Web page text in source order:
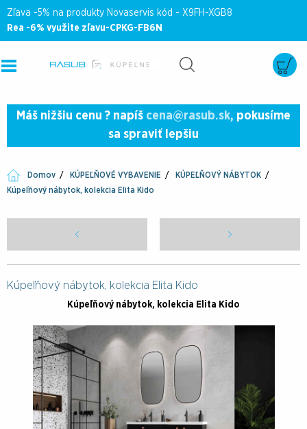
Zľava -5% na produkty Novaservis kód - X9FH-XGB8
Rea -6% využite zľavu-CPKG-FB6N
Máš nižšiu cenu ? napíš cena@rasub.sk, pokusíme
sa spraviť lepšiu
Domov KÚPEĽŇOVÉ VYBAVENIE
KÚPEĽŇOVÝ NÁBYTOK
Kúpeľňový nábytok, kolekcia Elita Kido
Kúpeľňový nábytok, kolekcia Elita Kido
Kúpeľňový nábytok, kolekcia Elita Kido